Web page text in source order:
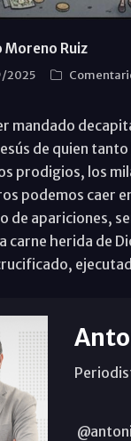
Moreno Ruiz
2025
mandado
de quien
prodigios, los
podemos caer
de apariciones,
carne herida de